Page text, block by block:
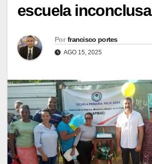
escuela inconclusa
Por francisco portes
AGO 15, 2025